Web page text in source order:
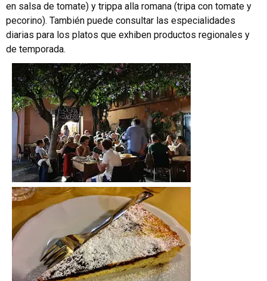
en salsa de tomate) y trippa alla romana (tripa con tomate y
pecorino). También puede consultar las especialidades
diarias para los platos que exhiben productos regionales y
de temporada.